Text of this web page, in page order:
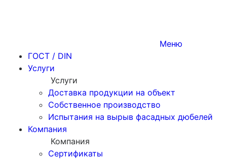
Меню
ГОСТ / DIN
Услуги
Услуги
Доставка продукции на объект
Собственное производство
Испытания на вырыв фасадных дюбелей
Компания
Компания
Сертификаты